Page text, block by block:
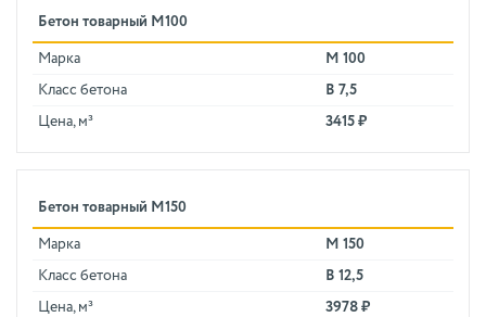
Бетон товарный М100
Марка М 100
Класс бетона В 7,5
Цена, м³ 3415 ₽
Бетон товарный М150
Марка М 150
Класс бетона В 12,5
Цена, м³ 3978 ₽